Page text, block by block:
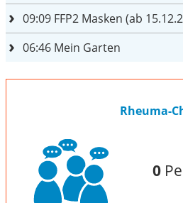
09:09 FFP2 Masken (ab
06:46 Mein Garten
Rheuma-
0